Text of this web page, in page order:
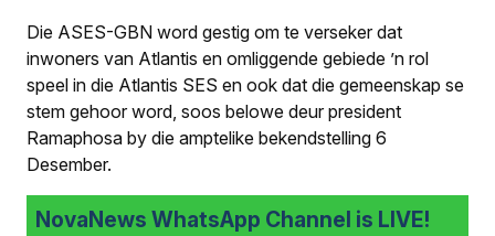
Die ASES-GBN word gestig om te verseker dat
inwoners van Atlantis en omliggende gebiede ’n rol
speel in die Atlantis SES en ook dat die gemeenskap se
stem gehoor word, soos belowe deur president
Ramaphosa by die amptelike bekendstelling 6
Desember.
NovaNews WhatsApp Channel is LIVE!